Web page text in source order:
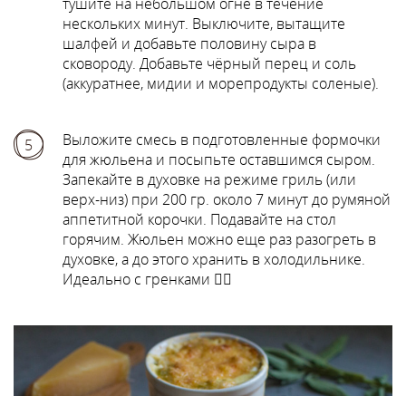
нескольких минут. Выключите, вытащите
шалфей и добавьте половину сыра в
сковороду. Добавьте чёрный перец и соль
(аккуратнее, мидии и морепродукты соленые).
5
Выложите смесь в подготовленные формочки
для жюльена и посыпьте оставшимся сыром.
Запекайте в духовке на режиме гриль (или
верх-низ) при 200 гр. около 7 минут до румяной
аппетитной корочки. Подавайте на стол
горячим. Жюльен можно еще раз разогреть в
духовке, а до этого хранить в холодильнике.
Идеально с гренками 👌🏻